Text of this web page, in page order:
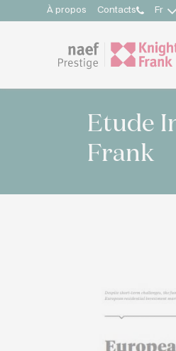
À propos Contacts Fr
Etude
Frank